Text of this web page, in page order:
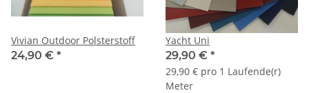
Vivian Outdoor Polsterstoff
24,90 € *
Yacht Uni
29,90 € *
29,90 € pro 1 Laufende(r)
Meter